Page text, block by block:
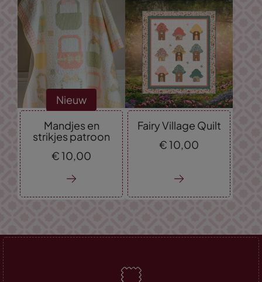
Nieuw
Mandjes en
strikjes patroon
€10, 00
Fairy Village Quilt
€10, 00